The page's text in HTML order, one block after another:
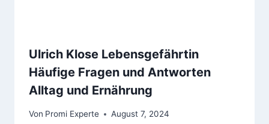
Ulrich Klose Lebensgefährtin
Häufige Fragen und Antworten
Alltag und Ernährung
Von Promi Experte August 7, 2024